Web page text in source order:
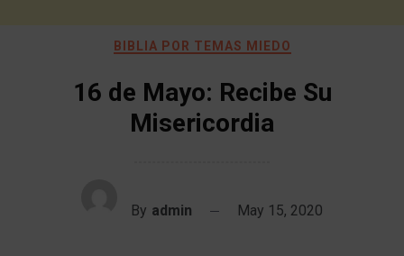
BIBLIA POR TEMAS MIEDO
16 de Mayo: Recibe Su
Misericordia
By admin May 15, 2020